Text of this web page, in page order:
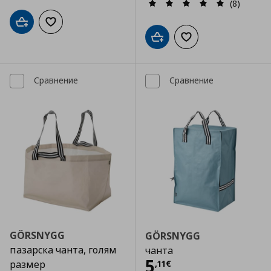
Добави в кошницата
Добави към списъка с любими
(8)
Добави в кошницата
Добави към
Сравнение
GÖRSNYGG
пазарска чанта, голям
размер
Сравнение
GÖRSNYGG
чанта
5,11€
Цена